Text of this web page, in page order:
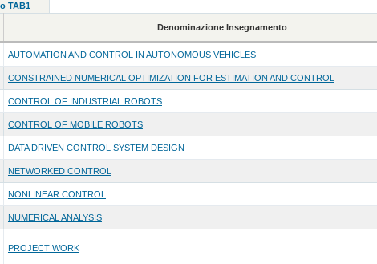
TAB1
Denominazione Insegnamento
AUTOMATION AND CONTROL IN AUTONOMOUS VEHICLES
CONSTRAINED NUMERICAL OPTIMIZATION FOR ESTIMATION AND CONTROL
CONTROL OF INDUSTRIAL ROBOTS
CONTROL OF MOBILE ROBOTS
DATA DRIVEN CONTROL SYSTEM DESIGN
NETWORKED CONTROL
NONLINEAR CONTROL
NUMERICAL ANALYSIS
PROJECT WORK